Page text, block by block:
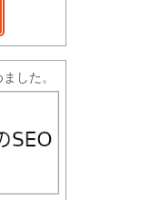
した。